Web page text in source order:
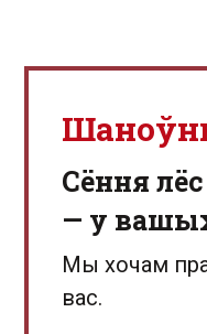
Сёння
— у
Мы хочам
вас.